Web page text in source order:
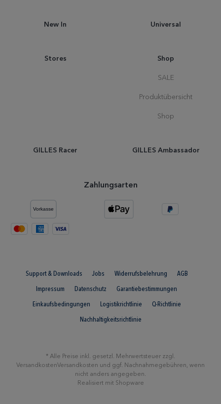
New In Universal
Stores Shop
SALE
Produktübersicht
Shop
GILLES Racer GILLES Ambassador
Zahlungsarten
Support & Downloads Jobs Widerrufsbelehrung AGB
Impressum Datenschutz Garantiebestimmungen
Einkaufsbedingungen Logistikrichtlinie Q-Richtlinie
Nachhaltigkeitsrichtlinie
* Alle Preise inkl. gesetzl. Mehrwertsteuer zzgl.
VersandkostenVersandkosten und ggf. Nachnahmegebühren, wenn
nicht anders angegeben.
Realisiert mit Shopware